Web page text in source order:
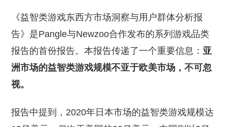
《益智类游戏东西方市场洞察与用户群体分析报
告》是Pangle与Newzoo合作发布的系列游戏品类
报告的首份报告。本报告传递了一个重要信息： 亚
洲市场的益智类游戏规模不亚于欧美市场，不可忽
视。
报告中提到，2020年日本市场的益智类游戏规模达